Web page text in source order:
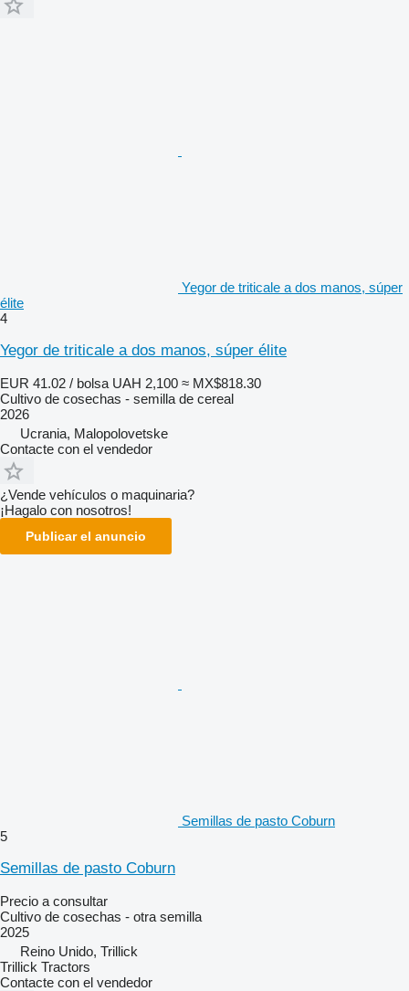
Yegor de triticale a dos manos, súper
élite
4
Yegor de triticale a dos manos, súper élite
EUR 41.02 / bolsa UAH 2,100 ≈ MX$818.30
Cultivo de cosechas - semilla de cereal
2026
Ucrania, Malopolovetske
Contacte con el vendedor
¿Vende vehículos o maquinaria?
¡Hagalo con nosotros!
Publicar el anuncio
Semillas de pasto Coburn
5
Semillas de pasto Coburn
Precio a consultar
Cultivo de cosechas - otra semilla
2025
Reino Unido, Trillick
Trillick Tractors
Contacte con el vendedor